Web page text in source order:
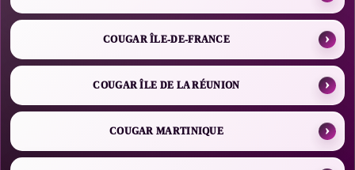
COUGAR ÎLE-DE-FRANCE
COUGAR ÎLE DE LA RÉUNION
COUGAR MARTINIQUE